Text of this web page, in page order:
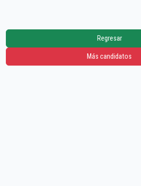
Regresar
Más candidatos